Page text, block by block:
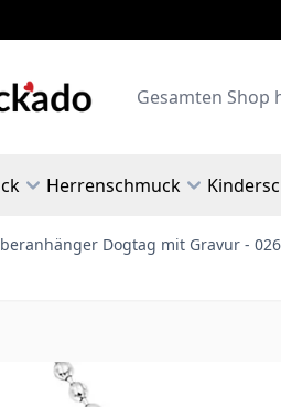
Search
Herrenschmuck
Dogtag mit Gravur -